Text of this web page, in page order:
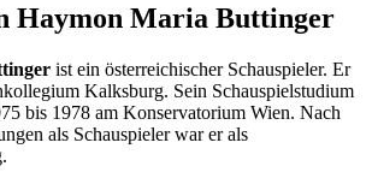
Haymon Maria Buttinger
ist ein österreichischer Schauspieler. Er
Kalksburg. Sein Schauspielstudium
bis 1978 am Konservatorium Wien. Nach
als Schauspieler war er als